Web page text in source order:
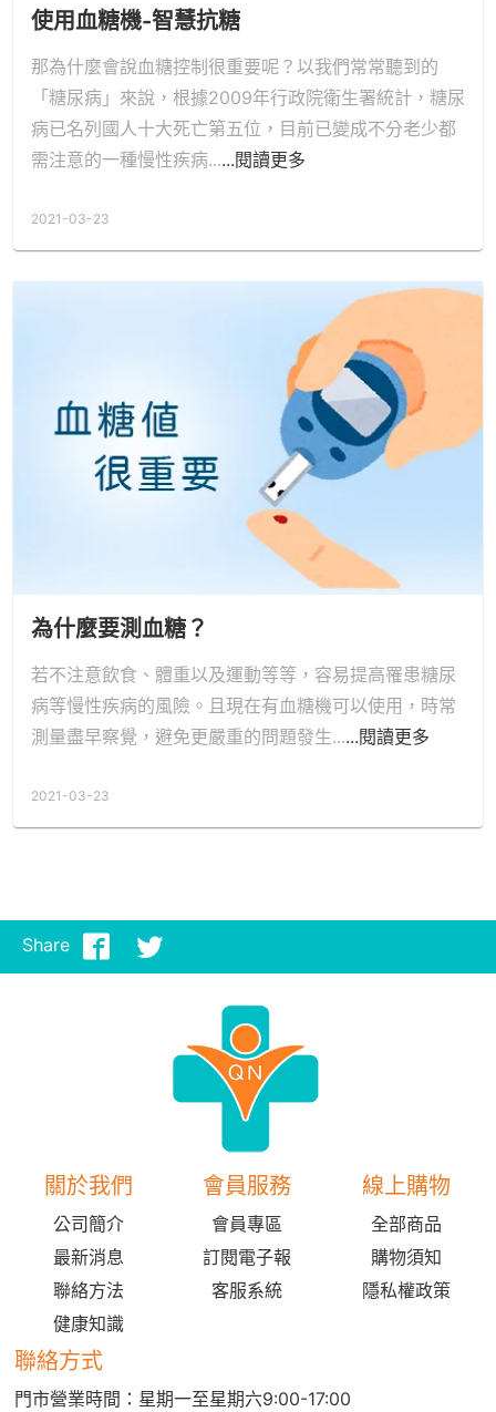
使用血糖機-智慧抗糖
那為什麼會說血糖控制很重要呢？以我們常常聽到的
「糖尿病」來說，根據2009年行政院衛生署統計，糖尿
病已名列國人十大死亡第五位，目前已變成不分老少都
需注意的一種慢性疾病......閱讀更多
2021-03-23
為什麼要測血糖？
若不注意飲食、體重以及運動等等，容易提高罹患糖尿
病等慢性疾病的風險。且現在有血糖機可以使用，時常
測量盡早察覺，避免更嚴重的問題發生......閱讀更多
2021-03-23
Share
關於我們
公司簡介
最新消息
聯絡方法
健康知識
會員服務
會員專區
訂閱電子報
客服系統
線上購物
全部商品
購物須知
隱私權政策
聯絡方式
門市營業時間：星期一至星期六9:00-17:00